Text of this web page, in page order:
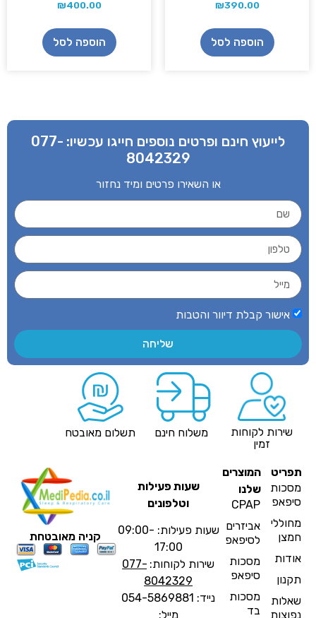
₪390.00
הוספה לסל
₪400.00
הוספה לסל
לייעוץ חינם ופרטים נוספים חייגו עכשיו: 077-
8042329
או השאירו פרטים ומיד נחזור
אישור קבלת דיוור והטבות
שליחה
שירות לקוחות
זמין
משלוח חינם תשלום מאובטח
מסכות
סיפאפ
מחוללי
חמצן
אודות
תקנון
שאלות
נפוצות
המוצרים
שלנו
CPAP
אביזרים
לסיפאפ
מסכות
סיפאפ
מסכות
בד
שעות פעילות
וטלפונים
שעות פעילות: 09:00-
17:00
שירות לקוחות:077-
8042329
נייד: 054-5869881
מייל:
קניה מאובטחת